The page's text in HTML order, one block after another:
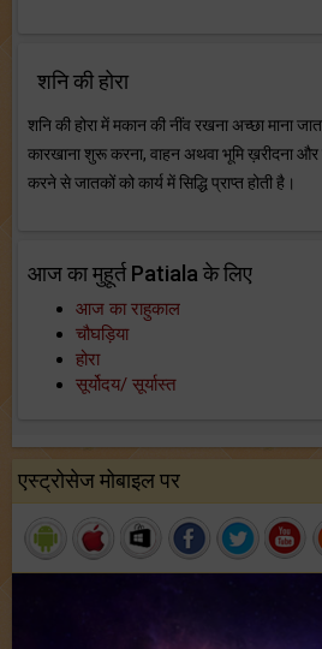
शनि की होरा
शनि की होरा में मकान की नींव रखना अच्छा माना
कारखाना शुरू करना, वाहन अथवा भूमि ख़रीदना और
करने से जातकों को कार्य में सिद्धि प्राप्त होती है।
आज का मुहूर्त Patiala के लिए
आज का राहुकाल
चौघड़िया
होरा
सूर्योदय/ सूर्यास्त
एस्ट्रोसेज मोबाइल पर